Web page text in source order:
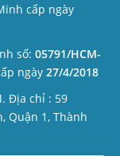
cấp ngày
số: 05791/HCM-
ngày 27/4/2018
Địa chỉ : 59
Quận 1, Thành